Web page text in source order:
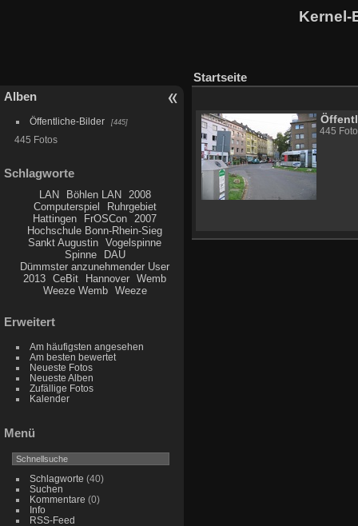
Kernel-
Alben
Öffentliche-Bilder 445
445 Fotos
Schlagworte
LAN Böhlen LAN
2008
Computerspiel
Ruhrgebiet
Hattingen
FrOSCon
2007
Hochschule Bonn-Rhein-Sieg
Sankt Augustin
Vogelspinne
Spinne
DAU
Dümmster anzunehmender User
2013
CeBit Hannover
Wemb
Weeze Wemb
Weeze
Erweitert
Am häufigsten angesehen
Am besten bewertet
Neueste Fotos
Neueste Alben
Zufällige Fotos
Kalender
Menü
Schlagworte (40)
Suchen
Kommentare (0)
Info
RSS-Feed
Startseite
445